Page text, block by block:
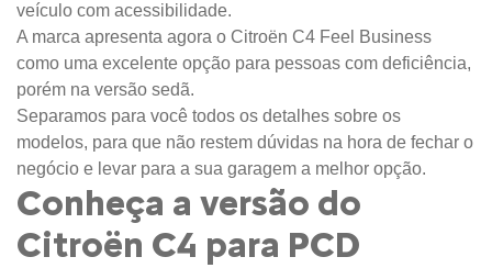
veículo com acessibilidade.
A marca apresenta agora o Citroën C4 Feel Business
como uma excelente opção para pessoas com deficiência,
porém na versão sedã.
Separamos para você todos os detalhes sobre os
modelos, para que não restem dúvidas na hora de fechar o
negócio e levar para a sua garagem a melhor opção.
Conheça a versão do
Citroën C4 para PCD